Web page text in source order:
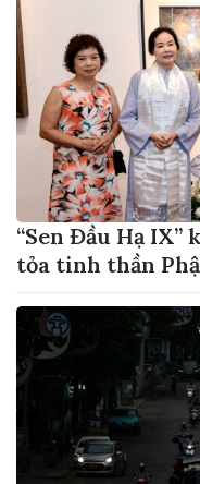
“Sen Đầu Hạ IX”
tỏa tinh thần